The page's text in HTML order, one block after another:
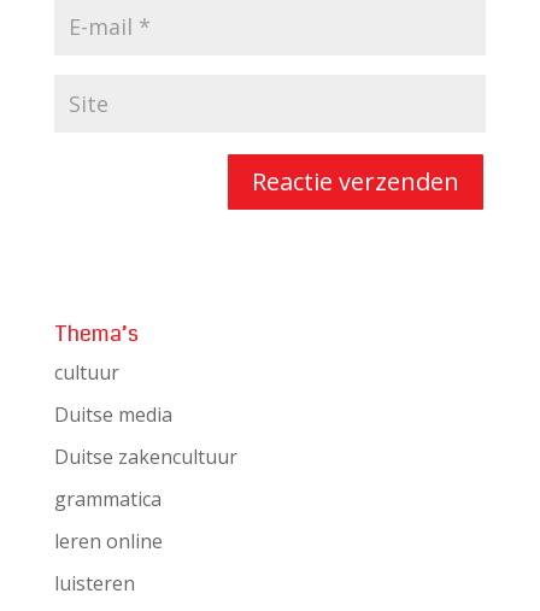
Thema’s
cultuur
Duitse media
Duitse zakencultuur
grammatica
leren online
luisteren